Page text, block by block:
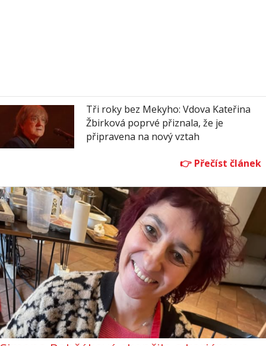
Tři roky bez Mekyho: Vdova Kateřina
Žbirková poprvé přiznala, že je
připravena na nový vztah